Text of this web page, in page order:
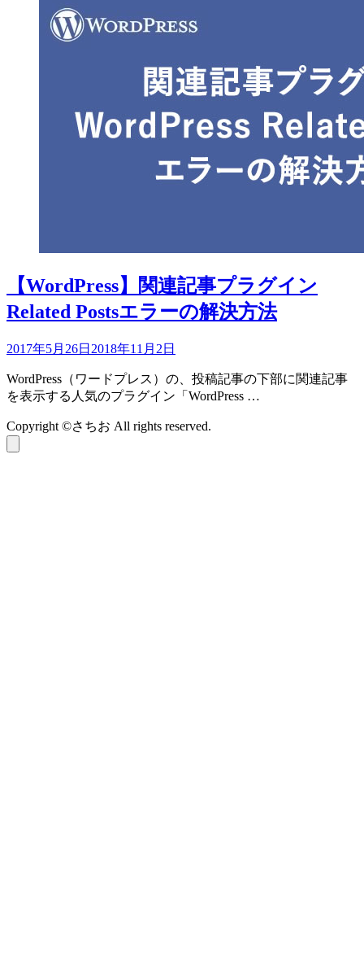
【WordPress】関連記事プラグイン
Related Postsエラーの解決方法
2017年5月26日 2018年11月2日
WordPress（ワードプレス）の、投稿記事の下部に関連記事
を表示する人気のプラグイン「WordPress …
Copyright ©さちお All rights reserved.